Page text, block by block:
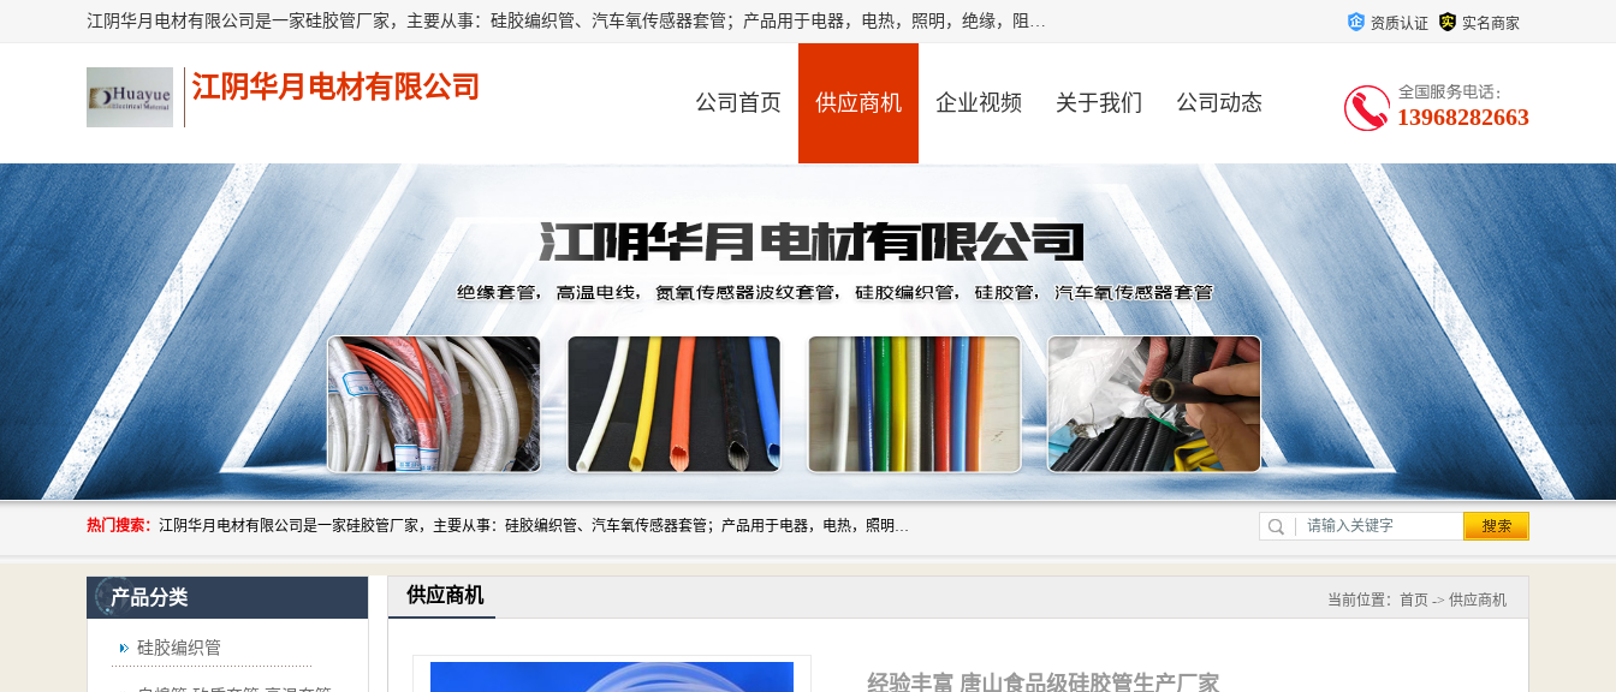
江阴华月电材有限公司是一家硅胶管厂家，主要从事：硅胶编织管、汽车氧传感器套管；产品用于电器，电热，照明，绝缘，阻燃，耐电压，耐热耐高温产品！其中汽车点火线套管，汽车氧传感器套管，波纹套管，平纹套管，外胶内纤套管，波纹橡胶管，多般用于汽车内束线，绝缘，耐高温阻燃，保护等作用。本公司秉承“顾客至上,锐意进取”的经营理念,原则为广大客户提供服务。欢迎广大客户惠顾！ 资质认证 实名商家
江阴华月电材有限公司 公司首页 供应商机 企业视频 关于我们 公司动态 13968282663
热门搜索： 江阴华月电材有限公司是一家硅胶管厂家，主要从事：硅胶编织管、汽车氧传感器套管；产品用于电器，电热，照明，绝缘，阻燃，耐电压，耐热耐高温产品！其中汽车点火线套管，汽车氧传感器套管，波纹套管，平纹套管，外胶内纤套管，波纹橡胶管，多般用于汽车内束线，绝缘，耐高温阻燃，保护等作用。本公司秉承“顾客至上,锐意进取”的经营理念,原则为广大客户提供服务。欢迎广大客户惠顾！
产品分类
硅胶编织管
供应商机 当前位置： 首页 -> 供应商机
经验丰富 唐山食品级硅胶管生产厂家